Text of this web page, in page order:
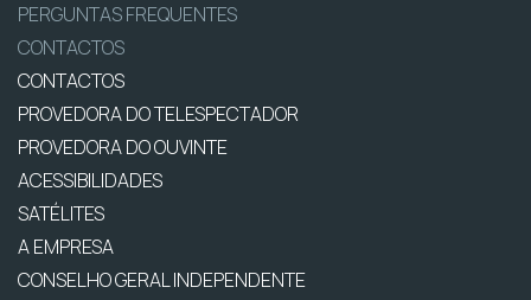
PERGUNTAS FREQUENTES
CONTACTOS
CONTACTOS
PROVEDORA DO TELESPECTADOR
PROVEDORA DO OUVINTE
ACESSIBILIDADES
SATÉLITES
A EMPRESA
CONSELHO GERAL INDEPENDENTE